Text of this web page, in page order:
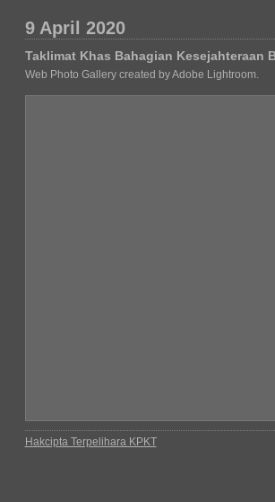
9 April 2020
Taklimat Khas Bahagian Kesejahteraan
Web Photo Gallery created by Adobe Lightroom.
Hakcipta Terpelihara KPKT